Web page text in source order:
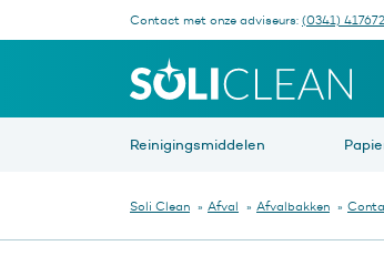
Contact met onze adviseurs: (0341) 417672
Reinigingsmiddelen
Soli Clean » Afval » Afvalbakken »